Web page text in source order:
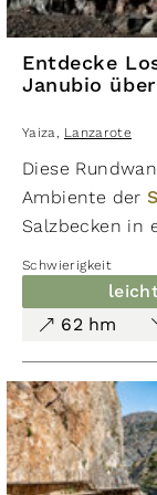
Entdecke
Janubio
Yaiza Lanzarote
Diese
Ambiente der
Salzbecken in
an der
lange, gut
minimalen
m auf und ist
Der Weg
und
Brandung bei
Schwierigkeit
62 hm